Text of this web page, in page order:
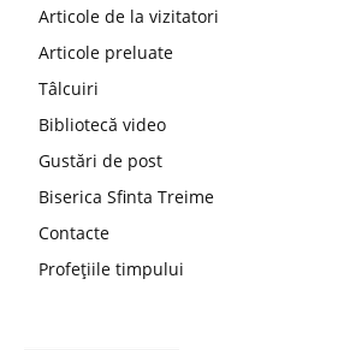
Articole de la vizitatori
Articole preluate
Tâlcuiri
Bibliotecă video
Gustări de post
Biserica Sfinta Treime
Contacte
Profețiile timpului